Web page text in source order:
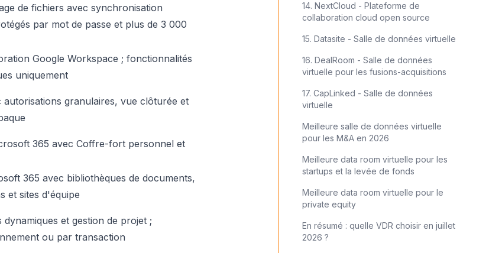
de fichiers avec synchronisation
par mot de passe et plus de 3 000
Google Workspace ; fonctionnalités
uniquement
autorisations granulaires, vue clôturée et
365 avec Coffre-fort personnel et
365 avec bibliothèques de documents,
et sites d'équipe
dynamiques et gestion de projet ;
ou par transaction
14. NextCloud - Plateforme de
collaboration cloud open source
15. Datasite - Salle de données virtuelle
16. DealRoom - Salle de données
virtuelle pour les fusions-acquisitions
17. CapLinked - Salle de données
virtuelle
Meilleure salle de données virtuelle
pour les M&A en 2026
Meilleure data room virtuelle pour les
startups et la levée de fonds
Meilleure data room virtuelle pour le
private equity
En résumé : quelle VDR choisir en juillet
2026 ?